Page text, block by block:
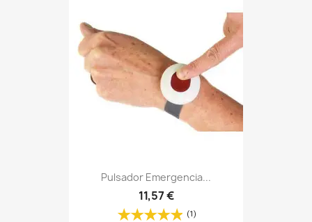
Pulsador Emergencia...
11,57 €
(1)